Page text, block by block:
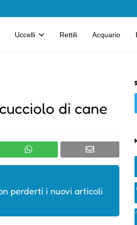
Uccelli Rettili Acquario
di cane
perderti i nuovi articoli